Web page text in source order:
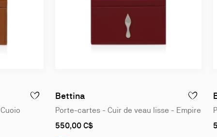
- CUIR NAPPA D'AGNEAU - SUZURAN
AJOUTER À LA WISLIST - BETTINA - PORTE-CARTES - CUIR
Bettina
Porte-cartes - Cuir de veau lisse - Empire
550,00 C$